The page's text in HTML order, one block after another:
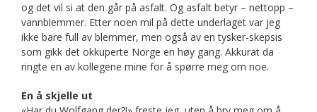
og det vil si at den går på asfalt. Og asfalt betyr – nettopp –
vannblemmer. Etter noen mil på dette underlaget var jeg
ikke bare full av blemmer, men også av en tysker-skepsis
som gikk det okkuperte Norge en høy gang. Akkurat da
ringte en av kollegene mine for å spørre meg om noe.
En å skjelle ut